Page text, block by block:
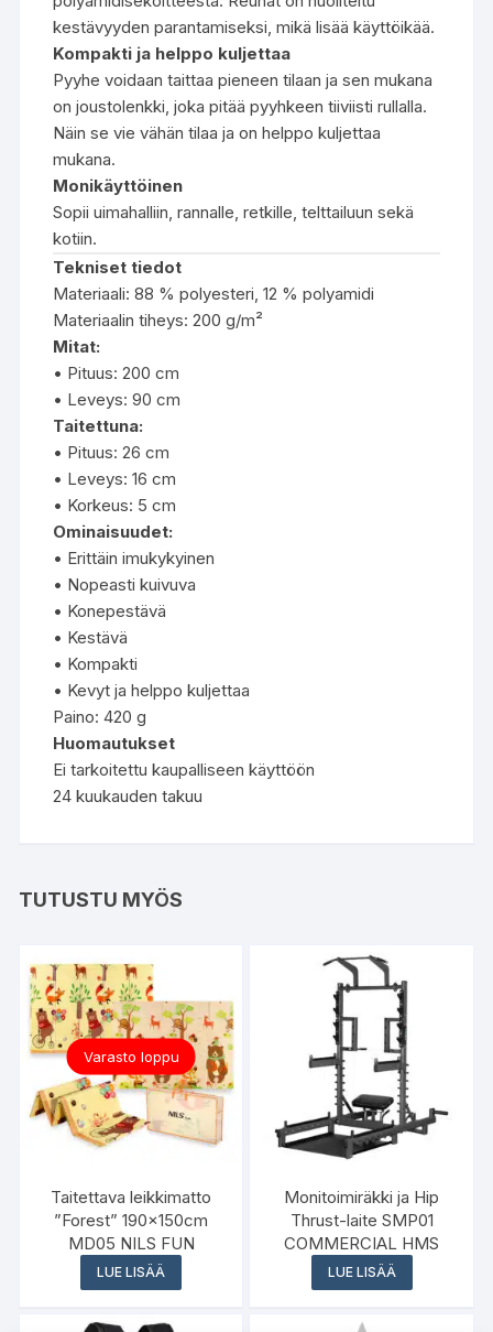
kestävyyden parantamiseksi, mikä lisää käyttöikää.
Kompakti ja helppo kuljettaa
Pyyhe voidaan taittaa pieneen tilaan ja sen mukana
on joustolenkki, joka pitää pyyhkeen tiiviisti rullalla.
Näin se vie vähän tilaa ja on helppo kuljettaa
mukana.
Monikäyttöinen
Sopii uimahalliin, rannalle, retkille, telttailuun sekä
kotiin.
Tekniset tiedot
Materiaali: 88 % polyesteri, 12 % polyamidi
Materiaalin tiheys: 200 g/m²
Mitat:
• Pituus: 200 cm
• Leveys: 90 cm
Taitettuna:
• Pituus: 26 cm
• Leveys: 16 cm
• Korkeus: 5 cm
Ominaisuudet:
• Erittäin imukykyinen
• Nopeasti kuivuva
• Konepestävä
• Kestävä
• Kompakti
• Kevyt ja helppo kuljettaa
Paino: 420 g
Huomautukset
Ei tarkoitettu kaupalliseen käyttöön
24 kuukauden takuu
TUTUSTU MYÖS
Varasto loppu
Taitettava leikkimatto
”Forest” 190x150cm
MD05 NILS FUN
LUE LISÄÄ
Monitoimiräkki ja Hip
Thrust-laite SMP01
COMMERCIAL HMS
LUE LISÄÄ